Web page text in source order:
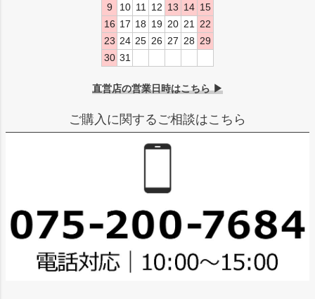
9
10 11 12 13 14 15
16 17 18 19 20 21
22
23 24 25 26 27 28 29
30 31
直営店の営業日時はこちら ▶
ご購入に関するご相談はこちら